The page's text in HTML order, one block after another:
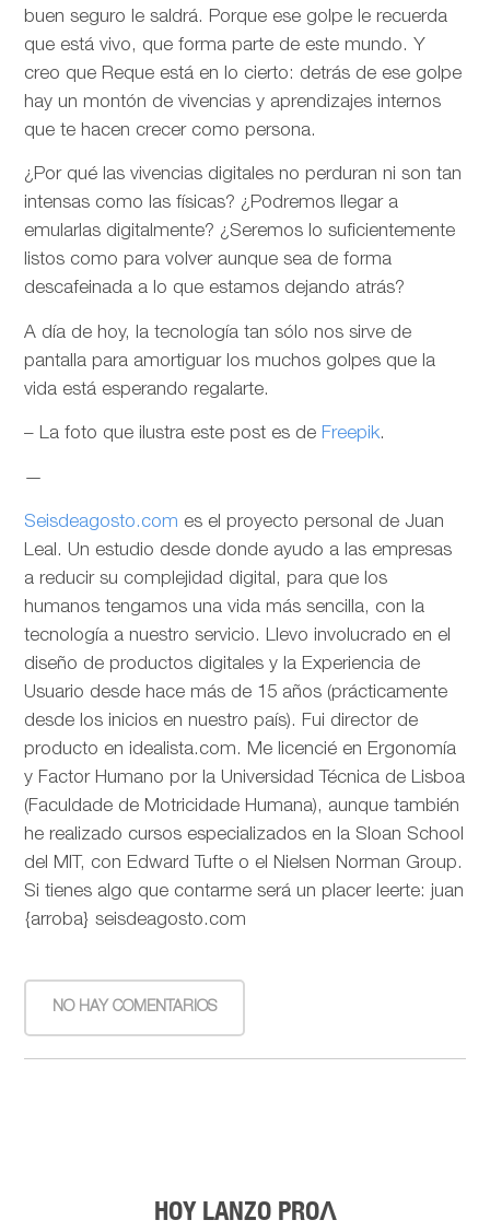
buen seguro le saldrá. Porque ese golpe le recuerda
que está vivo, que forma parte de este mundo. Y
creo que Reque está en lo cierto: detrás de ese golpe
hay un montón de vivencias y aprendizajes internos
que te hacen crecer como persona.
¿Por qué las vivencias digitales no perduran ni son tan
intensas como las físicas? ¿Podremos llegar a
emularlas digitalmente? ¿Seremos lo suficientemente
listos como para volver aunque sea de forma
descafeinada a lo que estamos dejando atrás?
A día de hoy, la tecnología tan sólo nos sirve de
pantalla para amortiguar los muchos golpes que la
vida está esperando regalarte.
– La foto que ilustra este post es de Freepik.
—
Seisdeagosto.com es el proyecto personal de Juan
Leal. Un estudio desde donde ayudo a las empresas
a reducir su complejidad digital, para que los
humanos tengamos una vida más sencilla, con la
tecnología a nuestro servicio. Llevo involucrado en el
diseño de productos digitales y la Experiencia de
Usuario desde hace más de 15 años (prácticamente
desde los inicios en nuestro país). Fui director de
producto en idealista.com. Me licencié en Ergonomía
y Factor Humano por la Universidad Técnica de Lisboa
(Faculdade de Motricidade Humana), aunque también
he realizado cursos especializados en la Sloan School
del MIT, con Edward Tufte o el Nielsen Norman Group.
Si tienes algo que contarme será un placer leerte: juan
{arroba} seisdeagosto.com
NO HAY COMENTARIOS
HOY LANZO PROΛ